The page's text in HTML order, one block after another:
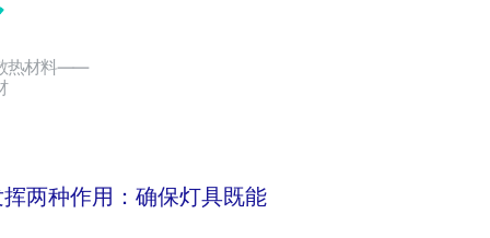
热材料——
两种作用：确保灯具既能